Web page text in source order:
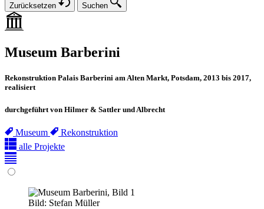
Zurücksetzen Suchen
Museum Barberini
Rekonstruktion Palais Barberini am Alten Markt, Potsdam, 2013 bis 2017,
realisiert
durchgeführt von Hilmer & Sattler und Albrecht
Museum
Rekonstruktion
alle Projekte
Bild: Stefan Müller